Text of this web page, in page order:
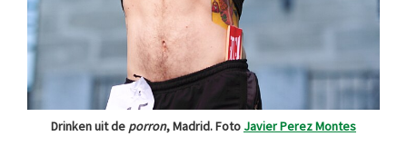
Drinken uit de porron, Madrid. Foto Javier Perez Montes